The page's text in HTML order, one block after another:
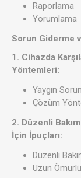
Raporlama
Yorumlama
Sorun Giderme
1. Cihazda
Yöntemleri:
Yaygın
Çözüm
2. Düzenli
İçin İpuçları:
Düzenli
Uzun